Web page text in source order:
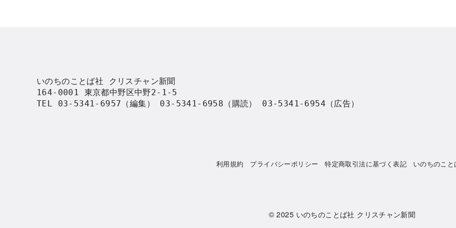
いのちのことば社 クリスチャン新聞
164-0001 東京都中野区中野2-1-5
TEL 03-5341-6957（編集） 03-5341-6958（購読） 03-5341-6954（広告）
利用規約 プライバシーポリシー 特定商取引法に基づく表記 いのちのこと
© 2025 いのちのことば社 クリスチャン新聞